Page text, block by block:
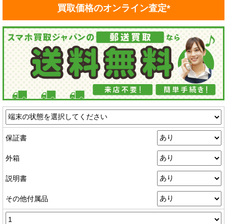
買取価格のオンライン査定*
保証書
外箱
説明書
その他付属品